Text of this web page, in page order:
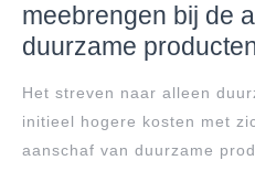
meebrengen bij de
duurzame
Het streven naar alleen
initieel hogere kosten met
aanschaf van duurzame